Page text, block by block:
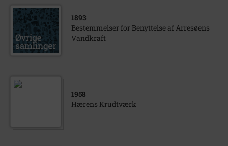
1893
Bestemmelser for Benyttelse af Arresøens
Vandkraft
1958
Hærens Krudtværk